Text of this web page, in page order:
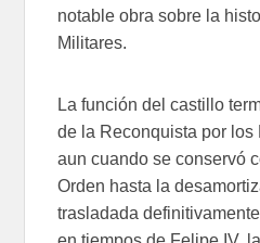
notable obra sobre la
Militares.
La función del castillo
de la Reconquista por los
aun cuando se conservó
Orden hasta la
trasladada